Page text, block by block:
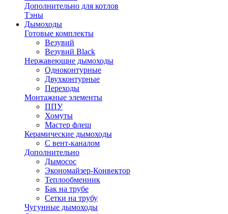
Дополнительно для котлов
Тэны
Дымоходы
Готовые комплекты
Везувий
Везувий Black
Нержавеющие дымоходы
Одноконтурные
Двухконтурные
Переходы
Монтажные элементы
ППУ
Хомуты
Мастер флеш
Керамические дымоходы
С вент-каналом
Дополнительно
Дымосос
Экономайзер-Конвектор
Теплообменник
Бак на трубе
Сетки на трубу
Чугунные дымоходы